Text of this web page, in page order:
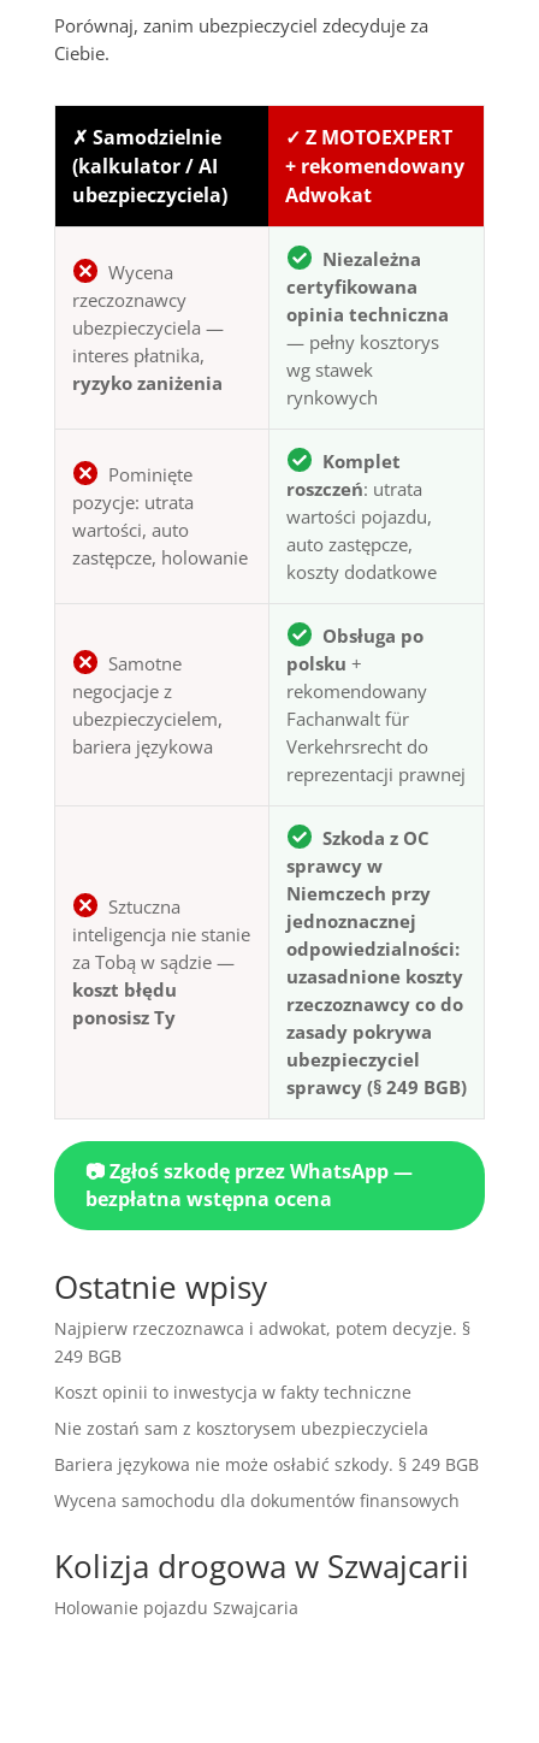
Porównaj, zanim ubezpieczyciel zdecyduje za
Ciebie.
✗ Samodzielnie
(kalkulator / AI
ubezpieczyciela)
✓ Z MOTOEXPERT
+ rekomendowany
Adwokat
Wycena
rzeczoznawcy
ubezpieczyciela —
interes płatnika,
ryzyko zaniżenia
Niezależna
certyfikowana
opinia techniczna
— pełny kosztorys
wg stawek
rynkowych
Pominięte
pozycje: utrata
wartości, auto
zastępcze, holowanie
Komplet
roszczeń: utrata
wartości pojazdu,
auto zastępcze,
koszty dodatkowe
Samotne
negocjacje z
ubezpieczycielem,
bariera językowa
Obsługa po
polsku +
rekomendowany
Fachanwalt für
Verkehrsrecht do
reprezentacji prawnej
Sztuczna
inteligencja nie stanie
za Tobą w sądzie —
koszt błędu
ponosisz Ty
Szkoda z OC
sprawcy w
Niemczech przy
jednoznacznej
odpowiedzialności:
uzasadnione koszty
rzeczoznawcy co do
zasady pokrywa
ubezpieczyciel
sprawcy (§ 249 BGB)
📷 Zgłoś szkodę przez WhatsApp —
bezpłatna wstępna ocena
Ostatnie wpisy
Najpierw rzeczoznawca i adwokat, potem decyzje. §
249 BGB
Koszt opinii to inwestycja w fakty techniczne
Nie zostań sam z kosztorysem ubezpieczyciela
Bariera językowa nie może osłabić szkody. § 249 BGB
Wycena samochodu dla dokumentów finansowych
Kolizja drogowa w Szwajcarii
Holowanie pojazdu Szwajcaria